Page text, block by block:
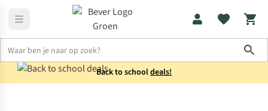
Back to schooldeals!